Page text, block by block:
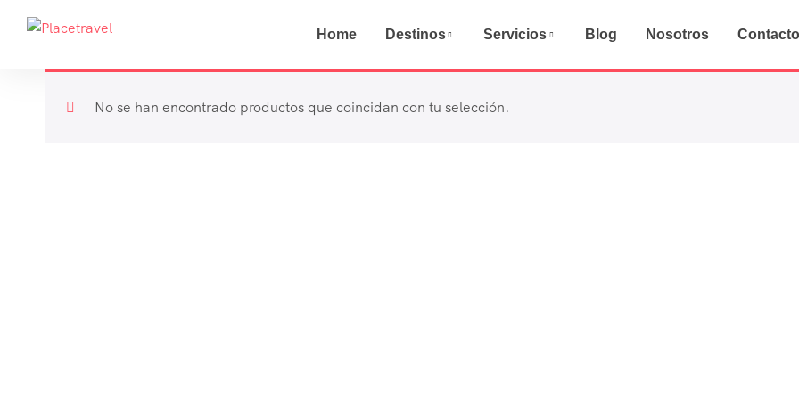
Home Destinos Servicios Blog Nosotros Contacto
No se han encontrado productos que coincidan con tu selección.